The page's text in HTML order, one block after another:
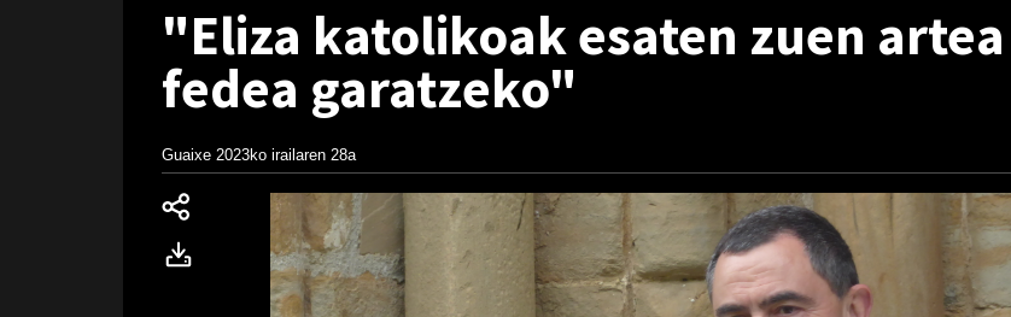
"Eliza katolikoak esaten zuen
fedea garatzeko"
Guaixe 2023ko irailaren 28a